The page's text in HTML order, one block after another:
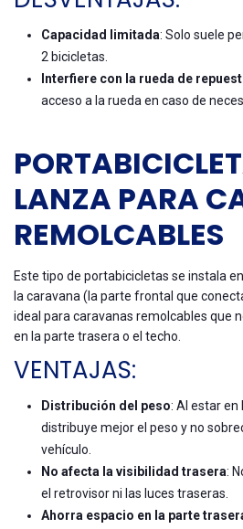
Capacidad limitada: Solo suele
2 bicicletas.
Interfiere con la rueda de
acceso a la rueda en caso de
LANZA PARA
REMOLCABLES
Este tipo de portabicicletas se instala
la caravana (la parte frontal que
ideal para caravanas remolcables que
en la parte trasera o el techo.
VENTAJAS:
Distribución del peso: Al estar en
distribuye mejor el peso y no
vehículo.
No afecta la visibilidad trasera:
el retrovisor ni las luces traseras.
Ahorra espacio en la parte